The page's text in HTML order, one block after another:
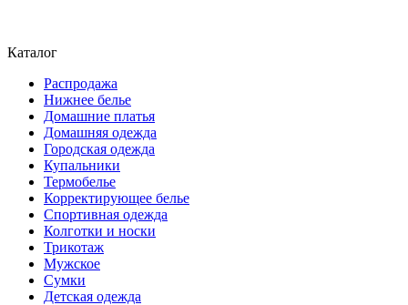
Каталог
Распродажа
Нижнее белье
Домашние платья
Домашняя одежда
Городская одежда
Купальники
Термобелье
Корректирующее белье
Спортивная одежда
Колготки и носки
Трикотаж
Мужское
Сумки
Детская одежда